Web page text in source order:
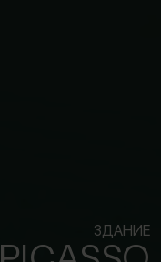
ЗДАНИЕ